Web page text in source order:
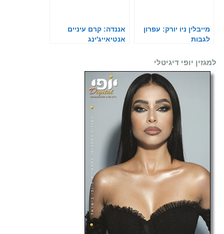
מייבלין ניו יורק: עפרון
לגבות
אננדה: קרם עיניים
אנטיאייג'ינג
למגזין יופי דיגיטלי